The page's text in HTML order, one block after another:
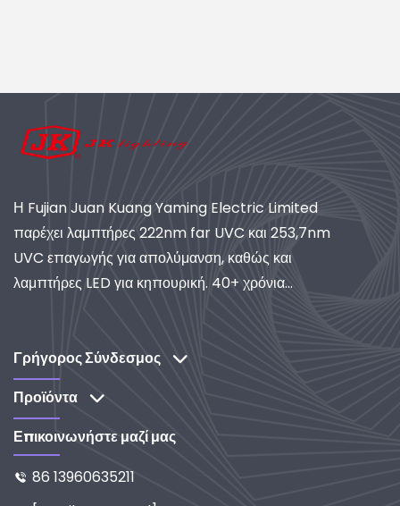
Η Fujian Juan Kuang Yaming Electric Limited
παρέχει λαμπτήρες 222nm far UVC και 253,7nm
UVC επαγωγής για απολύμανση, καθώς και
λαμπτήρες LED για κηπουρική. 40+ χρόνια
και καθαρισμού. Ανακαλύψτε τις λύσεις μας με
έμφαση στην έρευνα και ανάπτυξη.
Γρήγορος Σύνδεσμος
Προϊόντα
Επικοινωνήστε μαζί μας
 86 13960635211